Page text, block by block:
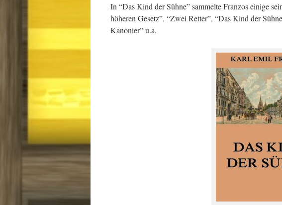
In “Das Kind der Sühne” sammelte Franzos einige
höheren Gesetz”, “Zwei Retter”, “Das Kind der
Kanonier” u.a.